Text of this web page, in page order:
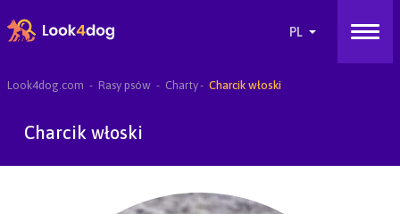
Look4dog.com Rasy psów Charty Charcik włoski
Charcik włoski